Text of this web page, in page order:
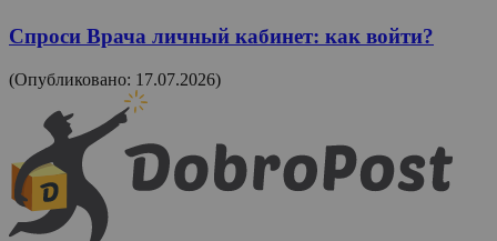
Спроси Врача личный кабинет: как войти?
(Опубликовано: 17.07.2026)